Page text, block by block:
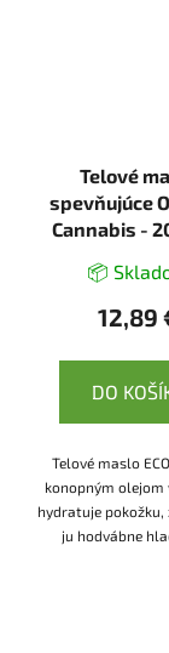
Telové
spevňujúce
Cannabis -
📦
12,89
DO
Telové maslo
konopným olejom
hydratuje pokožku,
ju hodvábne